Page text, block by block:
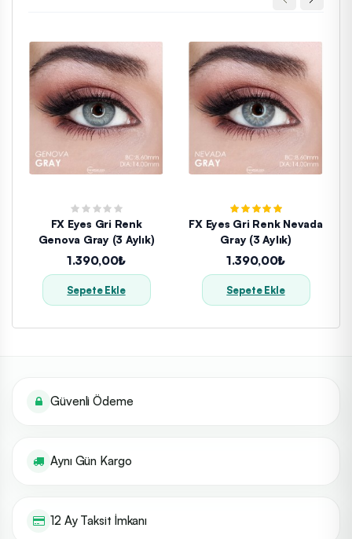
FX Eyes Gri Renk
Genova Gray (3 Aylık)
1.390,00₺
Sepete Ekle
FX Eyes Gri Renk Nevada
Gray (3 Aylık)
1.390,00₺
Sepete Ekle
Güvenli Ödeme
Aynı Gün Kargo
12 Ay Taksit İmkanı